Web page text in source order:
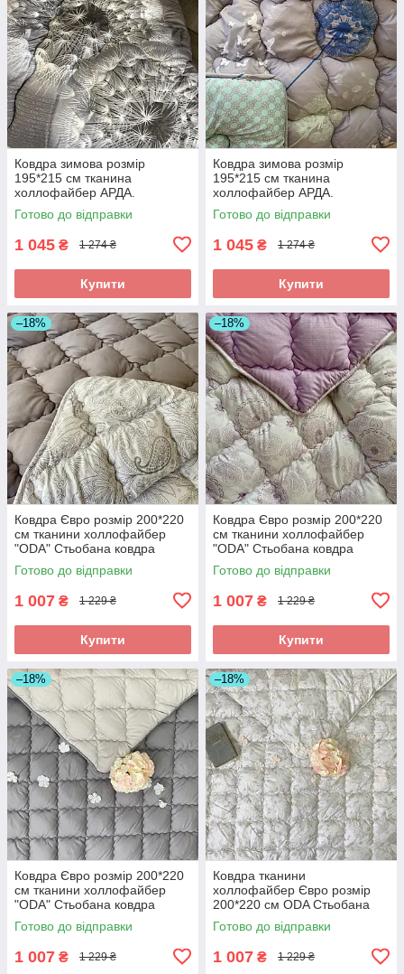
Ковдра зимова розмір
195*215 см тканина
холлофайбер АРДА.
Готово до відправки
1 045 ₴ 1 274 ₴
Купити
Ковдра зимова розмір
195*215 см тканина
холлофайбер АРДА.
Готово до відправки
1 045 ₴ 1 274 ₴
Купити
–18%
Ковдра Євро розмір 200*220
см тканини холлофайбер
"ODA" Стьобана ковдра
Готово до відправки
1 007 ₴ 1 229 ₴
Купити
–18%
Ковдра Євро розмір 200*220
см тканини холлофайбер
"ODA" Стьобана ковдра
Готово до відправки
1 007 ₴ 1 229 ₴
Купити
–18%
Ковдра Євро розмір 200*220
см тканини холлофайбер
"ODA" Стьобана ковдра
Готово до відправки
1 007 ₴ 1 229 ₴
–18%
Ковдра тканини
холлофайбер Євро розмір
200*220 см ODA Стьобана
ковдра
Готово до відправки
1 007 ₴ 1 229 ₴